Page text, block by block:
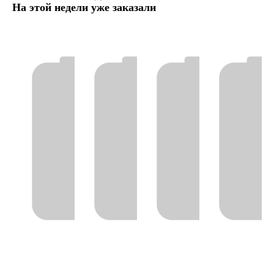
На этой недели уже заказали